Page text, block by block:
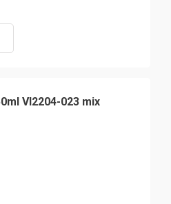
VI2204-023 mix